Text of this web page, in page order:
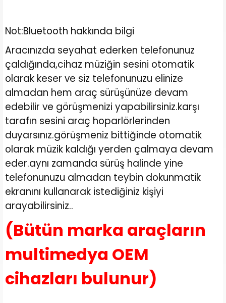
Not:Bluetooth hakkında bilgi
Aracınızda seyahat ederken telefonunuz
çaldığında,cihaz müziğin sesini otomatik
olarak keser ve siz telefonunuzu elinize
almadan hem araç sürüşünüze devam
edebilir ve görüşmenizi yapabilirsiniz.karşı
tarafın sesini araç hoparlörlerinden
duyarsınız.görüşmeniz bittiğinde otomatik
olarak müzik kaldığı yerden çalmaya devam
eder.aynı zamanda sürüş halinde yine
telefonunuzu almadan teybin dokunmatik
ekranını kullanarak istediğiniz kişiyi
arayabilirsiniz..
(Bütün marka araçların
multimedya OEM
cihazları bulunur)